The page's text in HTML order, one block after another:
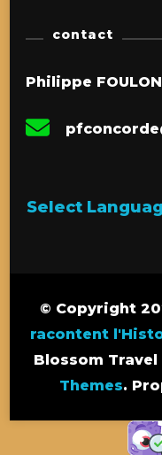
contact
Philippe FOULON
Select
© Copyright
racontent
Blossom
Themes.